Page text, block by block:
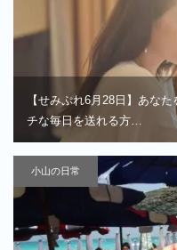
【せみぷれ6月28日】あな
チな毎日を送れる方…
小山の日常